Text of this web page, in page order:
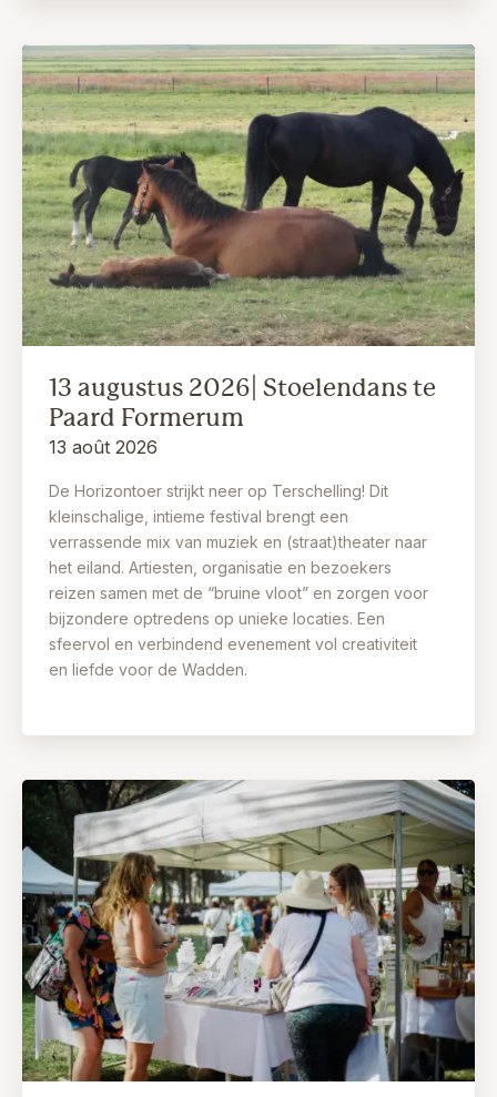
13 augustus 2026| Stoelendans te
Paard Formerum
13 août 2026
De Horizontoer strijkt neer op Terschelling! Dit
kleinschalige, intieme festival brengt een
verrassende mix van muziek en (straat)theater naar
het eiland. Artiesten, organisatie en bezoekers
reizen samen met de “bruine vloot” en zorgen voor
bijzondere optredens op unieke locaties. Een
sfeervol en verbindend evenement vol creativiteit
en liefde voor de Wadden.